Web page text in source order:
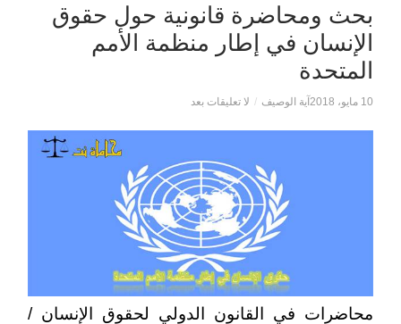
بحث ومحاضرة قانونية حول حقوق
الإنسان في إطار منظمة الأمم
المتحدة
10 مايو، 2018 آية الوصيف / لا تعليقات بعد
محاضرات في القانون الدولي لحقوق الإنسان /